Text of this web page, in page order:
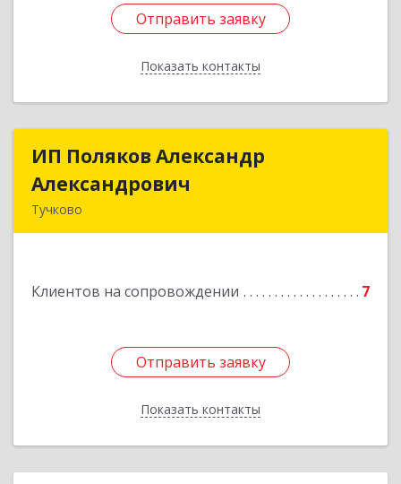
Отправить заявку
Показать контакты
Отправить заявку
Назад
ИП Поляков Александр
Александрович
Тучково
Клиентов на сопровождении 7
Отправить заявку
Показать контакты
ИП Поляков Александр
Подробнее
Отправить заявку
Назад